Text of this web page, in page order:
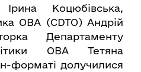
Коцюбівська,
ОВА (CDTO) Андрій
Департаменту
ОВА Тетяна
форматі долучилися